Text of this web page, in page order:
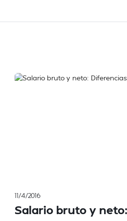
11/4/2016
Salario bruto y